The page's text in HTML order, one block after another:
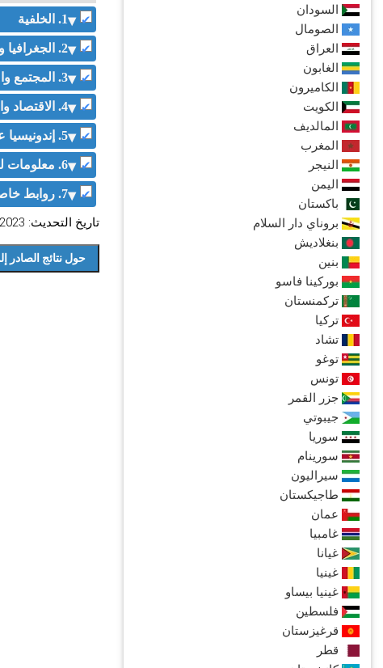
السودان
الصومال
العراق
الغابون
الكاميرون
الكويت
المالديف
المغرب
النيجر
اليمن
باكستان
بروناي دار السلام
بنغلاديش
بنين
بوركينا فاسو
تركمنستان
تركيا
تشاد
توغو
تونس
جزر القمر
جيبوتي
سوريا
سورينام
سيراليون
طاجيكستان
عمان
غامبيا
غيانا
غينيا
غينيا بيساو
فلسطين
قرغيزستان
قطر
1. الخلفية
2. الجغرافيا والمناخ
3. المجتمع والديموغرافيا
4. الاقتصاد والقطاعات
5. إندونيسيا على شكل أرقام
6. معلومات لوجيستية
7. روابط خاصة
تاريخ التحديث: 21.06.2023